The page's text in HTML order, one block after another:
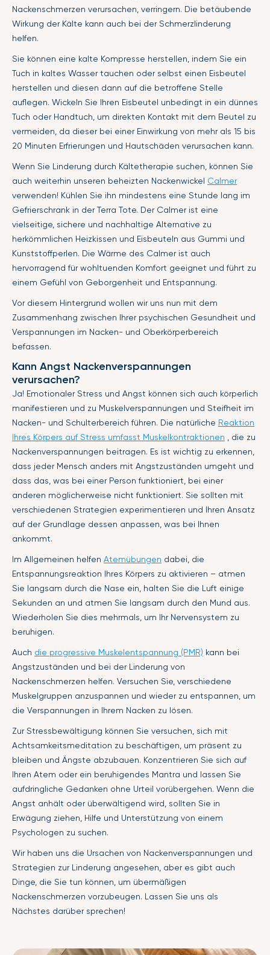
Nackenschmerzen verursachen, verringern. Die betäubende
Wirkung der Kälte kann auch bei der Schmerzlinderung
helfen.
Sie können eine kalte Kompresse herstellen, indem Sie ein
Tuch in kaltes Wasser tauchen oder selbst einen Eisbeutel
herstellen und diesen dann auf die betroffene Stelle
auflegen. Wickeln Sie Ihren Eisbeutel unbedingt in ein dünnes
Tuch oder Handtuch, um direkten Kontakt mit dem Beutel zu
vermeiden, da dieser bei einer Einwirkung von mehr als 15 bis
20 Minuten Erfrierungen und Hautschäden verursachen kann.
Wenn Sie Linderung durch Kältetherapie suchen, können Sie
auch weiterhin unseren beheizten Nackenwickel Calmer
verwenden! Kühlen Sie ihn mindestens eine Stunde lang im
Gefrierschrank in der Terra Tote. Der Calmer ist eine
vielseitige, sichere und nachhaltige Alternative zu
herkömmlichen Heizkissen und Eisbeuteln aus Gummi und
Kunststoffperlen. Die Wärme des Calmer ist auch
hervorragend für wohltuenden Komfort geeignet und führt zu
einem Gefühl von Geborgenheit und Entspannung.
Vor diesem Hintergrund wollen wir uns nun mit dem
Zusammenhang zwischen Ihrer psychischen Gesundheit und
Verspannungen im Nacken- und Oberkörperbereich
befassen.
Kann Angst Nackenverspannungen
verursachen?
Ja! Emotionaler Stress und Angst können sich auch körperlich
manifestieren und zu Muskelverspannungen und Steifheit im
Nacken- und Schulterbereich führen. Die natürliche Reaktion
Ihres Körpers auf Stress umfasst Muskelkontraktionen , die zu
Nackenverspannungen beitragen. Es ist wichtig zu erkennen,
dass jeder Mensch anders mit Angstzuständen umgeht und
dass das, was bei einer Person funktioniert, bei einer
anderen möglicherweise nicht funktioniert. Sie sollten mit
verschiedenen Strategien experimentieren und Ihren Ansatz
auf der Grundlage dessen anpassen, was bei Ihnen
ankommt.
Im Allgemeinen helfen Atemübungen dabei, die
Entspannungsreaktion Ihres Körpers zu aktivieren – atmen
Sie langsam durch die Nase ein, halten Sie die Luft einige
Sekunden an und atmen Sie langsam durch den Mund aus.
Wiederholen Sie dies mehrmals, um Ihr Nervensystem zu
beruhigen.
Auch die progressive Muskelentspannung (PMR) kann bei
Angstzuständen und bei der Linderung von
Nackenschmerzen helfen. Versuchen Sie, verschiedene
Muskelgruppen anzuspannen und wieder zu entspannen, um
die Verspannungen in Ihrem Nacken zu lösen.
Zur Stressbewältigung können Sie versuchen, sich mit
Achtsamkeitsmeditation zu beschäftigen, um präsent zu
bleiben und Ängste abzubauen. Konzentrieren Sie sich auf
Ihren Atem oder ein beruhigendes Mantra und lassen Sie
aufdringliche Gedanken ohne Urteil vorübergehen. Wenn die
Angst anhält oder überwältigend wird, sollten Sie in
Erwägung ziehen, Hilfe und Unterstützung von einem
Psychologen zu suchen.
Wir haben uns die Ursachen von Nackenverspannungen und
Strategien zur Linderung angesehen, aber es gibt auch
Dinge, die Sie tun können, um übermäßigen
Nackenschmerzen vorzubeugen. Lassen Sie uns als
Nächstes darüber sprechen!